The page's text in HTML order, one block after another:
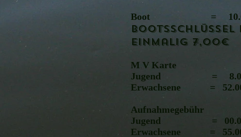
Boot = 10.00
Bootsschlüssel
einmalig 7,00€
M V Karte
Jugend = 8.00
Erwachsene =
Aufnahmegebühr
Jugend = 00.00
Erwachsene =